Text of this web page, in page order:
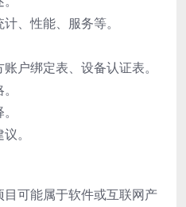
、性能、服务等。
户绑定表、设备认证表。
。
可能属于软件或互联网产